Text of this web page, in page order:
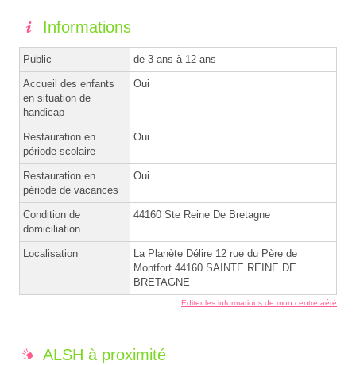
Informations
Public de 3 ans à 12 ans
Accueil des enfants
en situation de
handicap
Oui
Restauration en
période scolaire
Oui
Restauration en
période de vacances
Oui
Condition de
domiciliation
44160 Ste Reine De Bretagne
Localisation
La Planète Délire 12 rue du Père de
Montfort 44160 SAINTE REINE DE
BRETAGNE
Éditer les informations de mon centre aéré
ALSH à proximité